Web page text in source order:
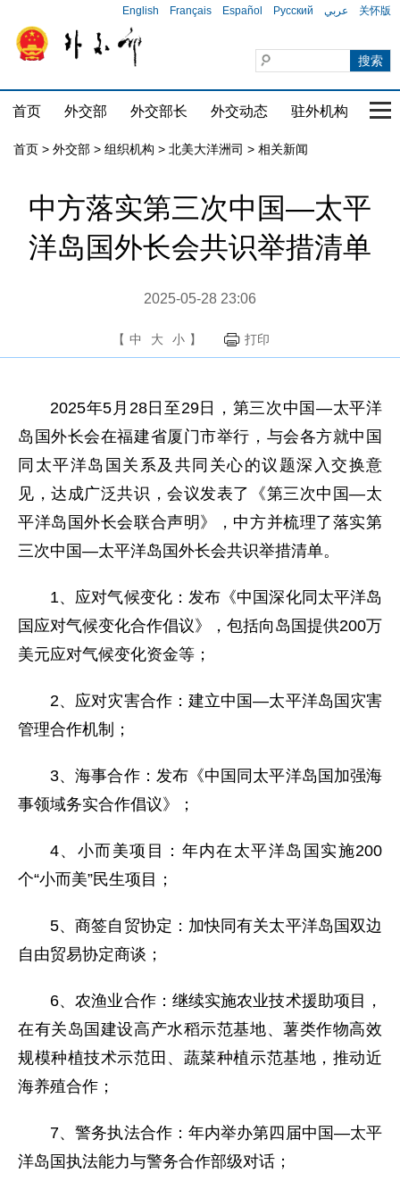
English Français Español Русский عربي 关怀版
首页 外交部 外交部长 外交动态 驻外机构 国
首页 > 外交部 > 组织机构 > 北美大洋洲司 > 相关新闻
中方落实第三次中国—太平
洋岛国外长会共识举措清单
2025-05-28 23:06
【 中 大 小 】 打印
2025年5月28日至29日，第三次中国—太平洋
岛国外长会在福建省厦门市举行，与会各方就中国
同太平洋岛国关系及共同关心的议题深入交换意
见，达成广泛共识，会议发表了《第三次中国—太
平洋岛国外长会联合声明》，中方并梳理了落实第
三次中国—太平洋岛国外长会共识举措清单。
1、应对气候变化：发布《中国深化同太平洋岛
国应对气候变化合作倡议》，包括向岛国提供200万
美元应对气候变化资金等；
2、应对灾害合作：建立中国—太平洋岛国灾害
管理合作机制；
3、海事合作：发布《中国同太平洋岛国加强海
事领域务实合作倡议》；
4、小而美项目：年内在太平洋岛国实施200
个“小而美”民生项目；
5、商签自贸协定：加快同有关太平洋岛国双边
自由贸易协定商谈；
6、农渔业合作：继续实施农业技术援助项目，
在有关岛国建设高产水稻示范基地、薯类作物高效
规模种植技术示范田、蔬菜种植示范基地，推动近
海养殖合作；
7、警务执法合作：年内举办第四届中国—太平
洋岛国执法能力与警务合作部级对话；